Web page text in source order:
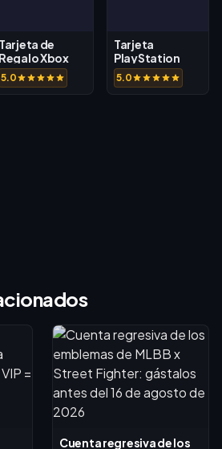
Tarjeta de
Regalo Xbox
(TR)
5.0
Tarjeta
PlayStation
Network (AE)
5.0
Cuenta regresiva de los